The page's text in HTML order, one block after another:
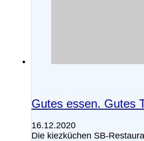
Gutes essen. Gutes
16.12.2020
Die kiezküchen SB-